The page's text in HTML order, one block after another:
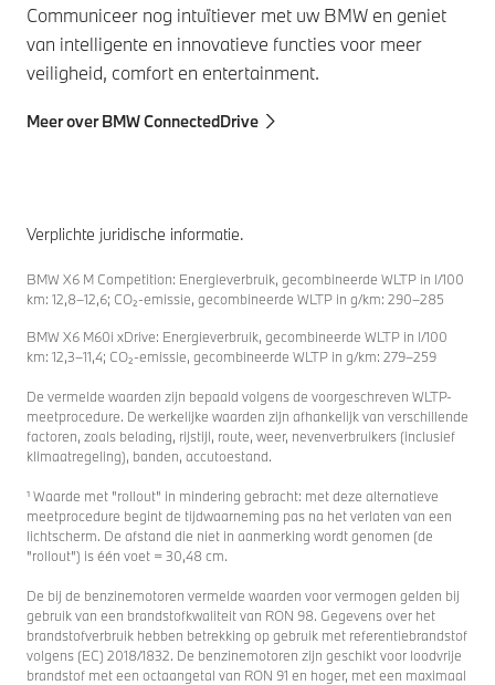
Communiceer nog intuïtiever met uw BMW en geniet
van intelligente en innovatieve functies voor meer
veiligheid, comfort en entertainment.
Meer over BMW ConnectedDrive
Verplichte juridische informatie.
BMW X6 M Competition: Energieverbruik, gecombineerde WLTP in l/100
km: 12,8–12,6; CO₂-emissie, gecombineerde WLTP in g/km: 290–285
BMW X6 M60i xDrive: Energieverbruik, gecombineerde WLTP in l/100
km: 12,3–11,4; CO₂-emissie, gecombineerde WLTP in g/km: 279–259
De vermelde waarden zijn bepaald volgens de voorgeschreven WLTP-
meetprocedure. De werkelijke waarden zijn afhankelijk van verschillende
factoren, zoals belading, rijstijl, route, weer, nevenverbruikers (inclusief
klimaatregeling), banden, accutoestand.
¹ Waarde met "rollout" in mindering gebracht: met deze alternatieve
meetprocedure begint de tijdwaarneming pas na het verlaten van een
lichtscherm. De afstand die niet in aanmerking wordt genomen (de
"rollout") is één voet = 30,48 cm.
De bij de benzinemotoren vermelde waarden voor vermogen gelden bij
gebruik van een brandstofkwaliteit van RON 98. Gegevens over het
brandstofverbruik hebben betrekking op gebruik met referentiebrandstof
volgens (EC) 2018/1832. De benzinemotoren zijn geschikt voor loodvrije
brandstof met een octaangetal van RON 91 en hoger, met een maximaal